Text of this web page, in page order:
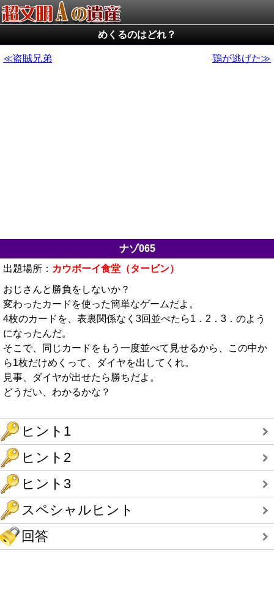
めくるのはどれ？
盗賊兄弟 鶏が逃げた
ナゾ065
出題場所： カウボーイ食堂（タービン）
おじさんと勝負をしないか？
変わったカードを使った簡単なゲームだよ。
4枚のカードを、表裏関係なく3回並べたら1．2．3．のよう
になったんだ。
そこで、同じカードをもう一度並べて見せるから、この中か
ら1枚だけめくって、ダイヤを出してくれ。
見事、ダイヤが出せたら勝ちだよ。
どうだい、わかるかな？
ヒント1
ヒント2
ヒント3
スペシャルヒント
回答